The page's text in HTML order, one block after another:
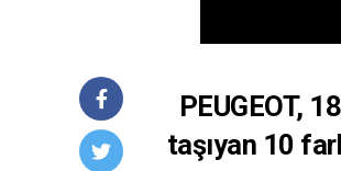
PEUGEOT,
taşıyan 10